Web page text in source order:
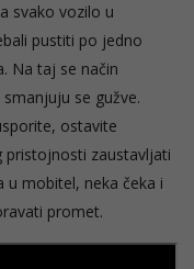
svako vozilo u
pustiti po jedno
Na taj se način
se gužve.
ostavite
zaustavljati
u mobitel, neka čeka i
promet.